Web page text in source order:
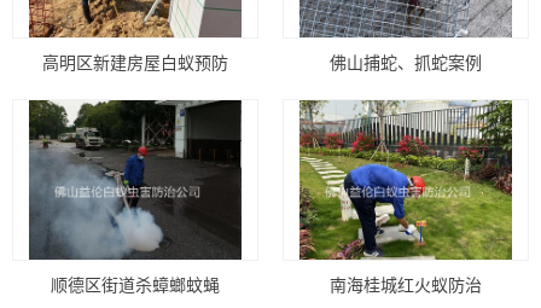
高明区新建房屋白蚁预防 佛山捕蛇、抓蛇案例
顺德区街道杀蟑螂蚊蝇 南海桂城红火蚁防治